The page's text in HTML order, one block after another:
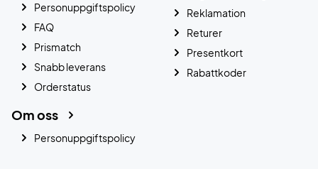
Personuppgiftspolicy
FAQ
Prismatch
Snabb leverans
Orderstatus
Reklamation
Returer
Presentkort
Rabattkoder
Om oss
Personuppgiftspolicy